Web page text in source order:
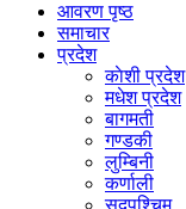
आवरण पृष्‍ठ
समाचार
प्रदेश
काेशी प्रदेश
मधेश प्रदेश
बागमती
गण्डकी
लुम्बिनी
कर्णाली
सुदूपश्‍चिम